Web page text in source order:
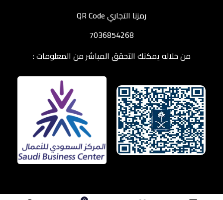
رمزنا التجاري QR Code
7036854268
من خلاله يمكنك التحقق المباشر من المعلومات :